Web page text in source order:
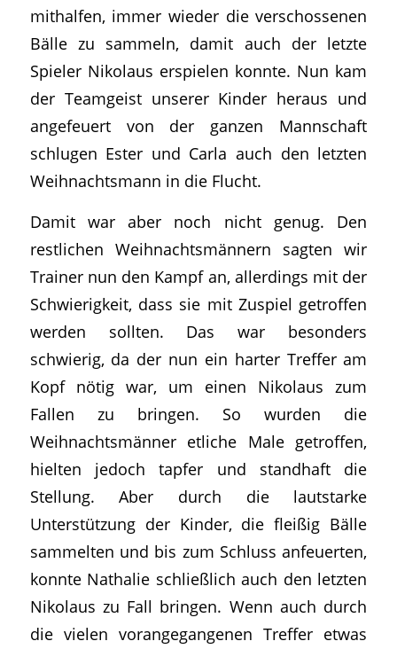
mithalfen, immer wieder die verschossenen
Bälle zu sammeln, damit auch der letzte
Spieler Nikolaus erspielen konnte. Nun kam
der Teamgeist unserer Kinder heraus und
angefeuert von der ganzen Mannschaft
schlugen Ester und Carla auch den letzten
Weihnachtsmann in die Flucht.
Damit war aber noch nicht genug. Den
restlichen Weihnachtsmännern sagten wir
Trainer nun den Kampf an, allerdings mit der
Schwierigkeit, dass sie mit Zuspiel getroffen
werden sollten. Das war besonders
schwierig, da der nun ein harter Treffer am
Kopf nötig war, um einen Nikolaus zum
Fallen zu bringen. So wurden die
Weihnachtsmänner etliche Male getroffen,
hielten jedoch tapfer und standhaft die
Stellung. Aber durch die lautstarke
Unterstützung der Kinder, die fleißig Bälle
sammelten und bis zum Schluss anfeuerten,
konnte Nathalie schließlich auch den letzten
Nikolaus zu Fall bringen. Wenn auch durch
die vielen vorangegangenen Treffer etwas